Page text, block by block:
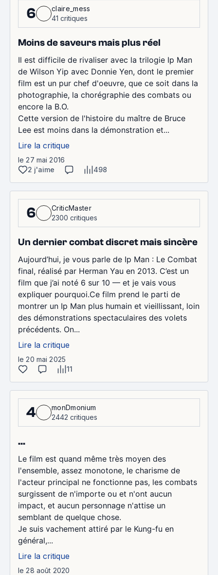
6
claire_mess
41 critiques
Moins de saveurs mais plus réel
Il est difficile de rivaliser avec la trilogie Ip Man
de Wilson Yip avec Donnie Yen, dont le premier
film est un pur chef d'oeuvre, que ce soit dans la
photographie, la chorégraphie des combats ou
encore la B.O.
Cette version de l'histoire du maître de Bruce
Lee est moins dans la démonstration et...
Lire la critique
le 27 mai 2016
2 j'aime
498
6
CriticMaster
2300 critiques
Un dernier combat discret mais sincère
Aujourd’hui, je vous parle de Ip Man : Le Combat
final, réalisé par Herman Yau en 2013. C’est un
film que j’ai noté 6 sur 10 — et je vais vous
expliquer pourquoi.Ce film prend le parti de
montrer un Ip Man plus humain et vieillissant, loin
des démonstrations spectaculaires des volets
précédents. On...
Lire la critique
le 20 mai 2025
11
4
monDmonium
2442 critiques
...
Le film est quand même très moyen des
l'ensemble, assez monotone, le charisme de
l'acteur principal ne fonctionne pas, les combats
surgissent de n'importe ou et n'ont aucun
impact, et aucun personnage n'attise un
semblant de quelque chose.
Je suis vachement attiré par le Kung-fu en
général,...
Lire la critique
le 28 août 2020